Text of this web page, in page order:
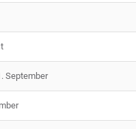
September